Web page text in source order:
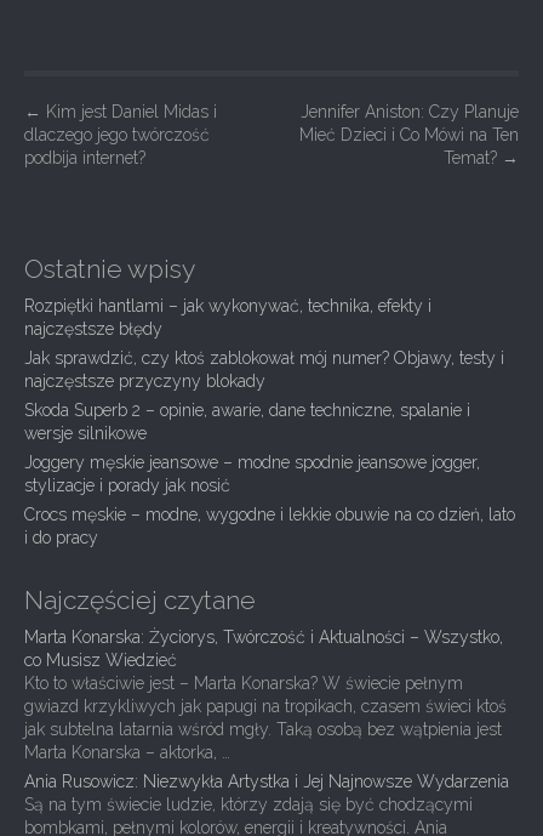
P
o
n
a
v
i
g
a
t
i
o
← Kim jest Daniel Midas i
dlaczego jego twórczość
podbija internet?
Jennifer Aniston: Czy Planuje
Mieć Dzieci i Co Mówi na Ten
Temat? →
Ostatnie wpisy
Rozpiętki hantlami – jak wykonywać, technika, efekty i
najczęstsze błędy
Jak sprawdzić, czy ktoś zablokował mój numer? Objawy, testy i
najczęstsze przyczyny blokady
Skoda Superb 2 – opinie, awarie, dane techniczne, spalanie i
wersje silnikowe
Joggery męskie jeansowe – modne spodnie jeansowe jogger,
stylizacje i porady jak nosić
Crocs męskie – modne, wygodne i lekkie obuwie na co dzień, lato
i do pracy
Najczęściej czytane
Marta Konarska: Życiorys, Twórczość i Aktualności – Wszystko,
co Musisz Wiedzieć
Kto to właściwie jest – Marta Konarska? W świecie pełnym
gwiazd krzykliwych jak papugi na tropikach, czasem świeci ktoś
jak subtelna latarnia wśród mgły. Taką osobą bez wątpienia jest
Marta Konarska – aktorka, …
Ania Rusowicz: Niezwykła Artystka i Jej Najnowsze Wydarzenia
Są na tym świecie ludzie, którzy zdają się być chodzącymi
bombkami, pełnymi kolorów, energii i kreatywności. Ania